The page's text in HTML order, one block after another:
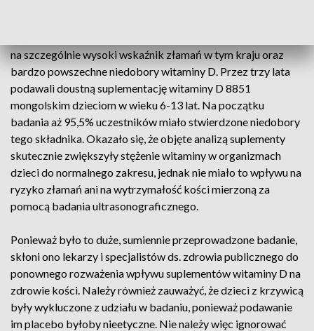
na szczególnie wysoki wskaźnik złamań w tym kraju oraz
bardzo powszechne niedobory witaminy D. Przez trzy lata
podawali doustną suplementację witaminy D 8851
mongolskim dzieciom w wieku 6-13 lat. Na początku
badania aż 95,5% uczestników miało stwierdzone niedobory
tego składnika. Okazało się, że objęte analizą suplementy
skutecznie zwiększyły stężenie witaminy w organizmach
dzieci do normalnego zakresu, jednak nie miało to wpływu na
ryzyko złamań ani na wytrzymałość kości mierzoną za
pomocą badania ultrasonograficznego.
Ponieważ było to duże, sumiennie przeprowadzone badanie,
skłoni ono lekarzy i specjalistów ds. zdrowia publicznego do
ponownego rozważenia wpływu suplementów witaminy D na
zdrowie kości. Należy również zauważyć, że dzieci z krzywicą
były wykluczone z udziału w badaniu, ponieważ podawanie
im placebo byłoby nieetyczne. Nie należy więc ignorować